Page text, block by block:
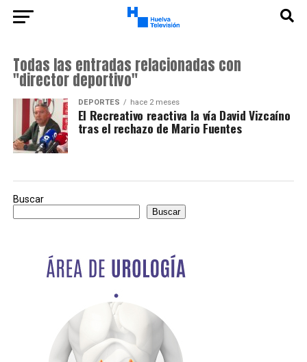
Todas las entradas relacionadas con
"director deportivo"
DEPORTES hace 2 meses
El Recreativo reactiva la vía David Vizcaíno
tras el rechazo de Mario Fuentes
Buscar
Buscar